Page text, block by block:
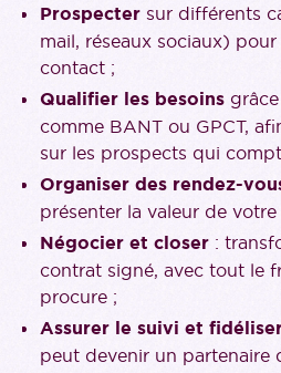
Prospecter sur différents
mail, réseaux sociaux)
contact ;
Qualifier les besoins
comme BANT ou GPCT,
sur les prospects qui
Organiser des rendez-
présenter la valeur de
Négocier et closer :
contrat signé, avec tout le
procure ;
Assurer le suivi et
peut devenir un partenaire